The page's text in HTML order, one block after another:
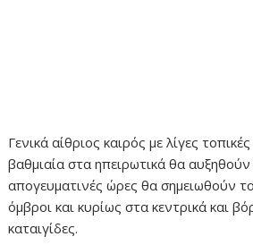
Γενικά αίθριος καιρός με λίγες
βαθμιαία στα ηπειρωτικά θα αυξηθούν
απογευματινές ώρες θα σημειωθούν
όμβροι και κυρίως στα κεντρικά και
καταιγίδες.